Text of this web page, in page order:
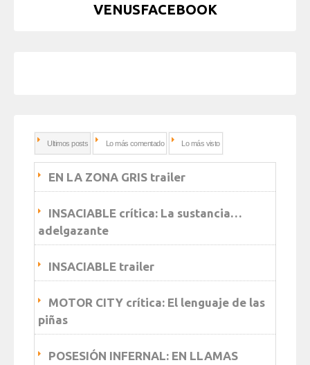
VENUSFACEBOOK
Ultimos posts Lo más comentado Lo más visto
EN LA ZONA GRIS trailer
INSACIABLE crítica: La sustancia…
adelgazante
INSACIABLE trailer
MOTOR CITY crítica: El lenguaje de las
piñas
POSESIÓN INFERNAL: EN LLAMAS